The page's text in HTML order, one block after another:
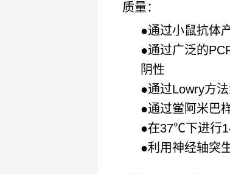
质量：
●通过小鼠抗体
●通过广泛的
阴性
●通过Lowry方
●通过鲎阿米巴
●在37℃下进行
●利用神经轴突